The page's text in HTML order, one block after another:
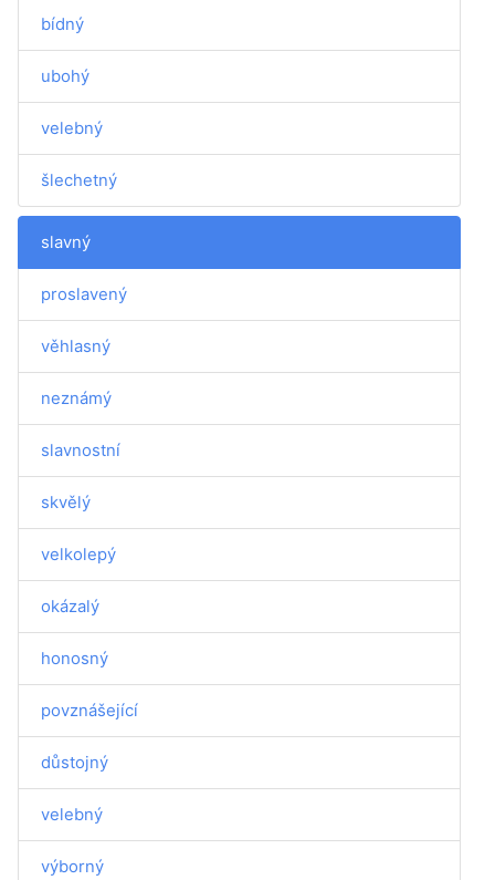
bídný
ubohý
velebný
šlechetný
slavný
proslavený
věhlasný
neznámý
slavnostní
skvělý
velkolepý
okázalý
honosný
povznášející
důstojný
velebný
výborný